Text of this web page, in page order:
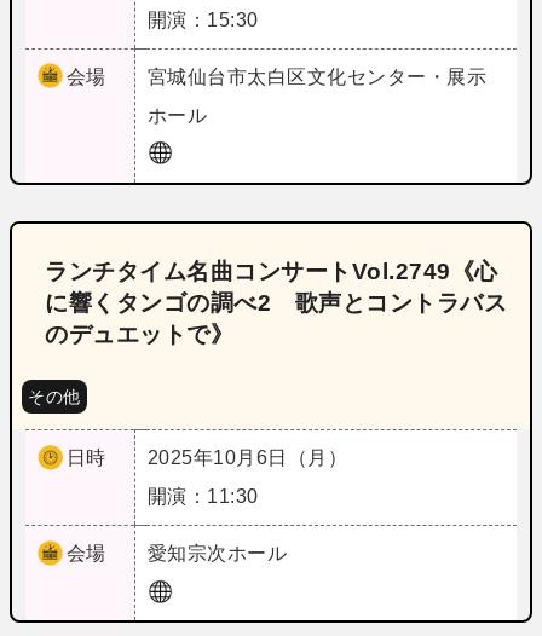
開演：15:30
会場 宮城仙台市太白区文化センター・展示
ホール
ランチタイム名曲コンサートVol.2749《心
に響くタンゴの調べ2 歌声とコントラバス
のデュエットで》
その他
日時
2025年10月6日（月）
開演：11:30
会場 愛知宗次ホール